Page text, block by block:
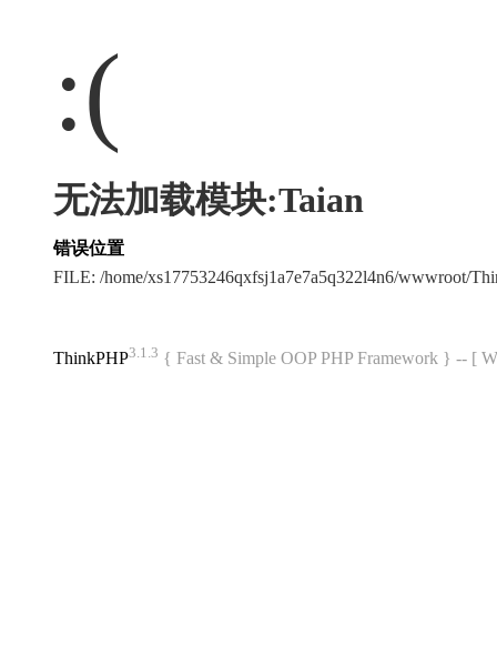
:(
无法加载模块:Taian
错误位置
FILE: /home/xs17753246qxfsj1a7e7a5q322l4n6/wwwroot/
ThinkPHP3.1.3 { Fast & Simple OOP PHP Framework } -- [